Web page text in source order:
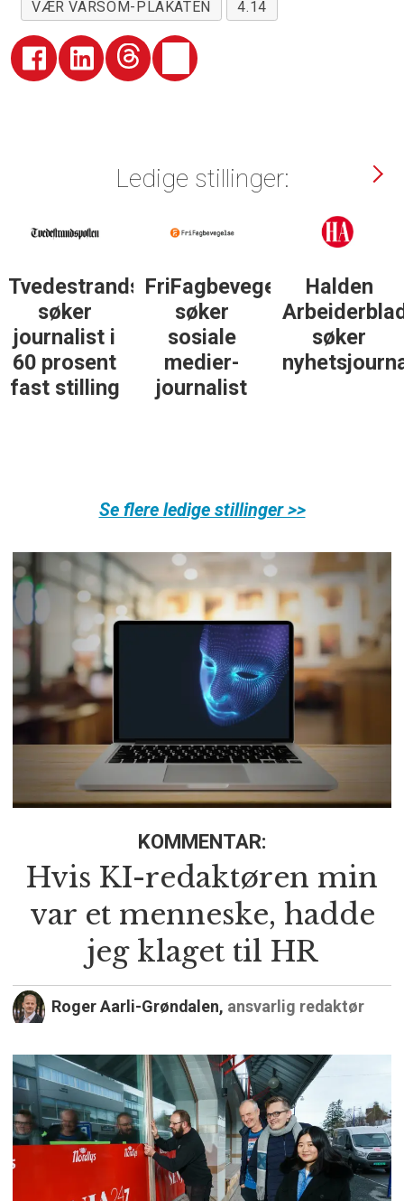
VÆR VARSOM-PLAKATEN 4.14
Ledige stillinger:
Tvedestrandsposten
søker
journalist i
60 prosent
fast stilling
FriFagbevegelse
søker
sosiale
medier-
journalist
Halden
søker
Se flere ledige stillinger >>
KOMMENTAR:
Hvis KI-redaktøren min
var et menneske, hadde
jeg klaget til HR
Roger Aarli-Grøndalen, ansvarlig redaktør